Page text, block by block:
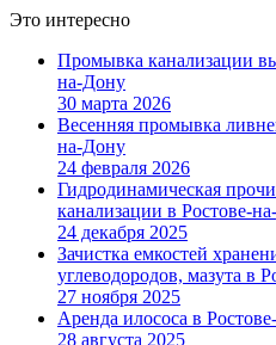
Это интересно
Промывка канализации
на-Дону
30 марта 2026
Весенняя промывка
на-Дону
24 февраля 2026
Гидродинамическая
канализации в Ростове-
24 декабря 2025
Зачистка емкостей
углеводородов, мазута в
27 ноября 2025
Аренда илососа в
28 августа 2025